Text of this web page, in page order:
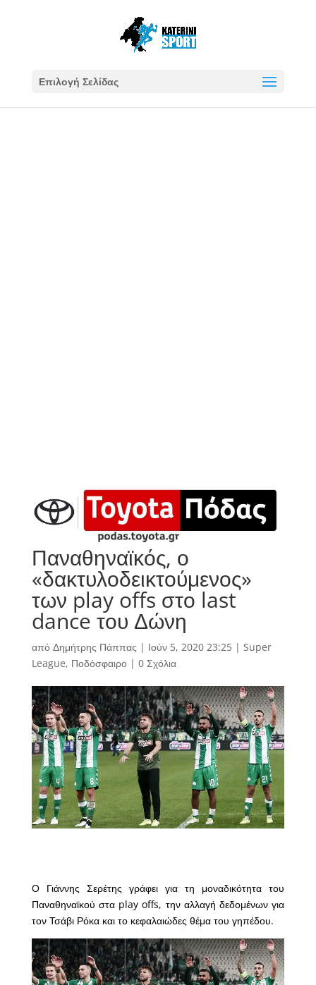
Επιλογή Σελίδας
Παναθηναϊκός, ο
«δακτυλοδεικτούμενος»
των play offs στο last
dance του Δώνη
από Δημήτρης Πάππας | Ιούν 5, 2020 23:25| Super
League, Ποδόσφαιρο| 0 Σχόλια
Ο Γιάννης Σερέτης γράφει για τη μοναδικότητα του
Παναθηναϊκού στα play offs, την αλλαγή δεδομένων για
τον Τσάβι Ρόκα και το κεφαλαιώδες θέμα του γηπέδου.